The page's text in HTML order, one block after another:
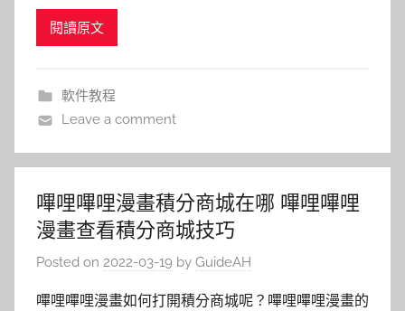
閱讀原文
軟件教程
Leave a comment
嗶哩嗶哩漫畫積分商城在哪 嗶哩嗶哩
漫畫查看積分商城技巧
Posted on 2022-03-19 by GuideAH
嗶哩嗶哩漫畫如何打開積分商城呢？嗶哩嗶哩漫畫的